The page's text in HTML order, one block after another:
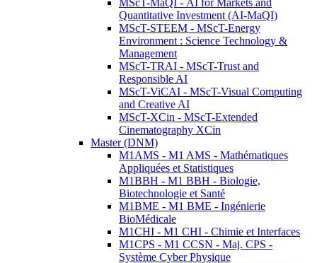
MScT-MaQI - AI for Markets and
Quantitative Investment (AI-MaQI)
MScT-STEEM - MScT-Energy
Environment : Science Technology &
Management
MScT-TRAI - MScT-Trust and
Responsible AI
MScT-ViCAI - MScT-Visual Computing
and Creative AI
MScT-XCin - MScT-Extended
Cinematography XCin
Master (DNM)
M1AMS - M1 AMS - Mathématiques
Appliquées et Statistiques
M1BBH - M1 BBH - Biologie,
Biotechnologie et Santé
M1BME - M1 BME - Ingénierie
BioMédicale
M1CHI - M1 CHI - Chimie et Interfaces
M1CPS - M1 CCSN - Maj. CPS -
Système Cyber Physique